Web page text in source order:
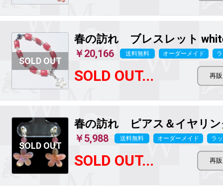
春の訪れ ブレスレット
￥20,166 送料無料 オーダーメイド
SOLD OUT...
春の訪れ ピアス＆イヤリン
￥5,988 送料無料 オーダーメイド ラ
SOLD OUT...